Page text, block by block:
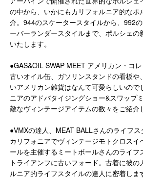
の中から、いかにもカリフォルニア的なポ
介。944のスケータースタイルから、992
ーバーランダースタイルまで、ポルシェの
いたします。
●GAS&OIL SWAP MEET アメリカン・コ
古いオイル缶、ガソリンスタンドの看板や
いアメリカン雑貨はなんて可愛らしいので
ニアのアドバタイジングショー&スワップ
敵なヴィンテージアイテムの数々をご紹介
●VMXの達人、MEAT BALLさんのライフス
カリフォニアでヴィンテージモトクロスイ
ールを主催するミートボールさんのライフ
トライアンフに古いフォード。古着に彼の
ルニア的ライフスタイルの達人に密着しま